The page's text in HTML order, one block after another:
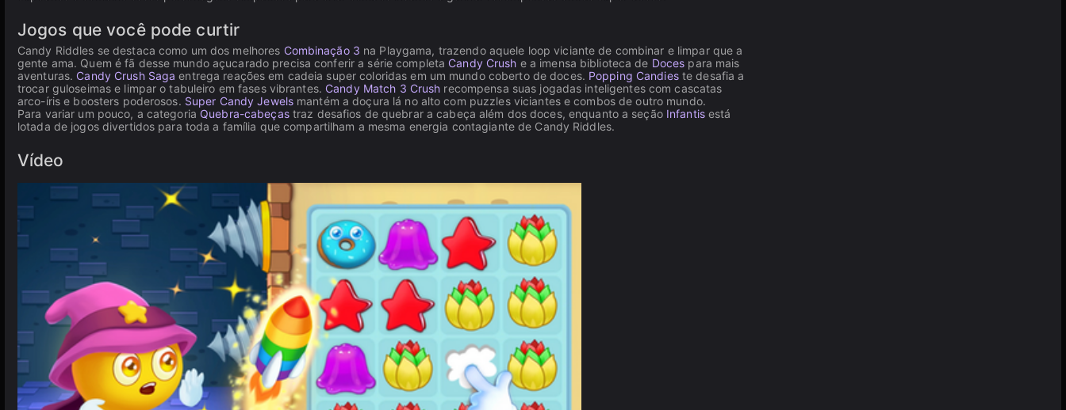
Jogos que você pode curtir
Candy Riddles se destaca como um dos melhores Combinação 3 na Playgama, trazendo aquele loop viciante de combinar e limpar que a
gente ama. Quem é fã desse mundo açucarado precisa conferir a série completa Candy Crush e a imensa biblioteca de Doces para mais
aventuras. Candy Crush Saga entrega reações em cadeia super coloridas em um mundo coberto de doces. Popping Candieste desafia a
trocar guloseimas e limpar o tabuleiro em fases vibrantes. Candy Match 3 Crush recompensa suas jogadas inteligentes com cascatas
arco-íris e boosters poderosos. Super Candy Jewels mantém a doçura lá no alto com puzzles viciantes e combos de outro mundo.
Para variar um pouco, a categoria Quebra-cabeçastraz desafios de quebrar a cabeça além dos doces, enquanto a seção Infantisestá
lotada de jogos divertidos para toda a família que compartilham a mesma energia contagiante de Candy Riddles.
Vídeo